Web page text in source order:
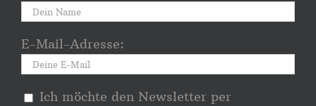
E-Mail-Adresse:
Ich möchte den Newsletter per